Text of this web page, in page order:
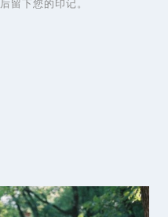
后留下您的印记。